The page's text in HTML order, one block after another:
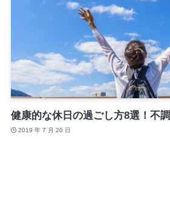
健康的な休日の過ごし方8選！不
2019 年 7 月 20 日